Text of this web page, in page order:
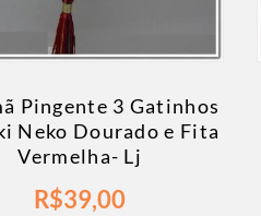
Pingente 3 Gatinhos
Neko Dourado e Fita
Vermelha- Lj
R$39,00